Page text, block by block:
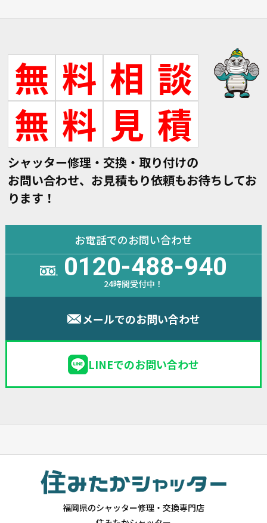
無 料 相 談
無 料 見 積
シャッター修理・交換・取り付けの
お問い合わせ、お見積もり依頼もお待ちしてお
ります！
お電話でのお問い合わせ
0120-488-940
24時間受付中！
メールでのお問い合わせ
LINEでのお問い合わせ
福岡県のシャッター修理・交換専門店